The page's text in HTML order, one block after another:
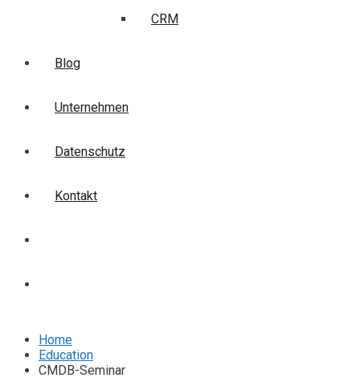
CRM
Blog
Unternehmen
Datenschutz
Kontakt
Home
Education
CMDB-Seminar